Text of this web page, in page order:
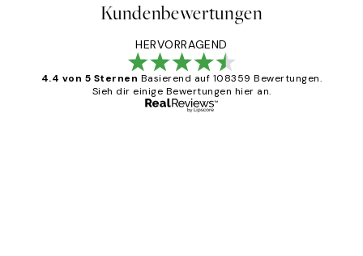
Kundenbewertungen
HERVORRAGEND
4.4 von 5 Sternen Basierend auf 108359 Bewertungen.
Sieh dir einige Bewertungen hier an.